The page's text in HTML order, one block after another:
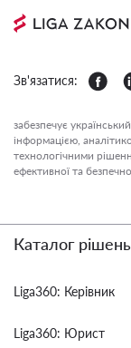
Зв'язатися:
забезпечує
інформацією,
технологічними
ефективної та
Каталог рішень
Liga360: Керівник
Liga360: Юрист